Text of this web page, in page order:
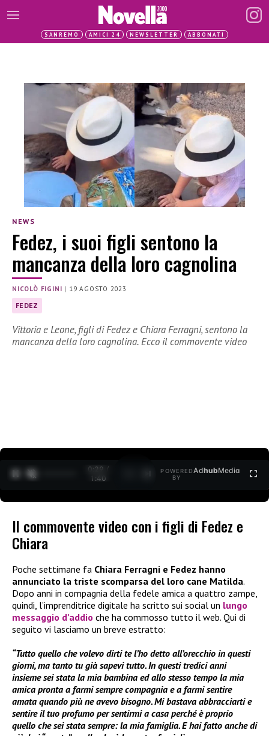
SANREMO AMICI 24 NEWSLETTER ABBONATI
NEWS
Fedez, i suoi figli sentono la
mancanza della loro cagnolina
NICOLÒ FIGINI | 19 AGOSTO 2023
FEDEZ
Vittoria e Leone, figli di Fedez e Chiara Ferragni, sentono la
mancanza della loro cagnolina. Ecco il commovente video
0:30 /
1:40
POWERED
BY
AdhubMedia
Il commovente video con i figli di Fedez e
Chiara
Poche settimane fa Chiara Ferragni e Fedez hanno
annunciato la triste scomparsa del loro cane Matilda.
Dopo anni in compagnia della fedele amica a quattro zampe,
quindi, l’imprenditrice digitale ha scritto sui social un lungo
messaggio d’addio che ha commosso tutto il web. Qui di
seguito vi lasciamo un breve estratto:
“Tutto quello che volevo dirti te l’ho detto all’orecchio in questi
giorni, ma tanto tu già sapevi tutto. In questi tredici anni
insieme sei stata la mia bambina ed allo stesso tempo la mia
amica pronta a farmi sempre compagnia e a farmi sentire
amata quando più ne avevo bisogno. Mi bastava abbracciarti e
sentire il tuo profumo per sentirmi a casa perché è proprio
quello che sei stata sempre: la mia famiglia. E hai fatto anche di